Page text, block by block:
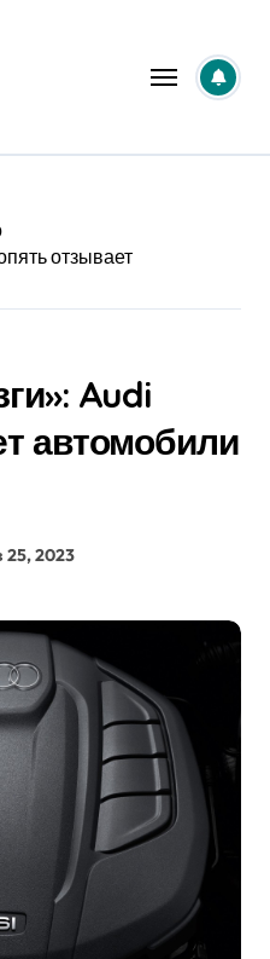
отзывает
Audi
автомобили
25, 2023